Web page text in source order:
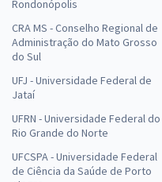
Rondonópolis
CRA MS - Conselho Regional de
Administração do Mato Grosso
do Sul
UFJ - Universidade Federal de
Jataí
UFRN - Universidade Federal do
Rio Grande do Norte
UFCSPA - Universidade Federal
de Ciência da Saúde de Porto